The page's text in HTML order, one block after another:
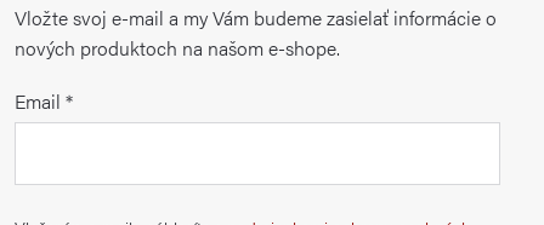
Vložte svoj e-mail a my Vám budeme zasielať informácie o
nových produktoch na našom e-shope.
Email